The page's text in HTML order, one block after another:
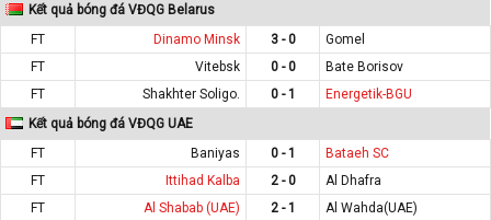
Kết quả bóng đá VĐQG Belarus
FT
Dinamo Minsk 3 - 0
Gomel
FT
Vitebsk 0 - 0
Bate Borisov
FT
Shakhter Soligo. 0 - 1
Energetik-BGU
Kết quả bóng đá VĐQG UAE
FT
Baniyas 0 - 1
Bataeh SC
FT
Ittihad Kalba 2 - 0
Al Dhafra
FT
Al Shabab (UAE) 2 - 1 Al Wahda(UAE)